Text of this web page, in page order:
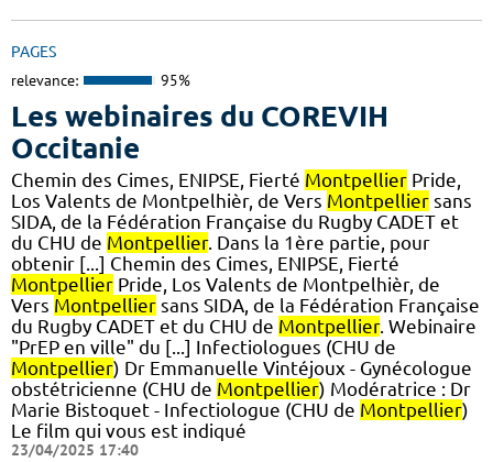
PAGES
relevance: 95%
Les webinaires du COREVIH
Occitanie
Chemin des Cimes, ENIPSE, Fierté Montpellier Pride,
Los Valents de Montpelhièr, de Vers Montpellier sans
SIDA, de la Fédération Française du Rugby CADET et
du CHU de Montpellier. Dans la 1ère partie, pour
obtenir [...] Chemin des Cimes, ENIPSE, Fierté
Montpellier Pride, Los Valents de Montpelhièr, de
Vers Montpellier sans SIDA, de la Fédération Française
du Rugby CADET et du CHU de Montpellier. Webinaire
"PrEP en ville" du [...] Infectiologues (CHU de
Montpellier) Dr Emmanuelle Vintéjoux - Gynécologue
obstétricienne (CHU de Montpellier) Modératrice : Dr
Marie Bistoquet - Infectiologue (CHU de Montpellier)
Le film qui vous est indiqué
23/04/2025 17:40